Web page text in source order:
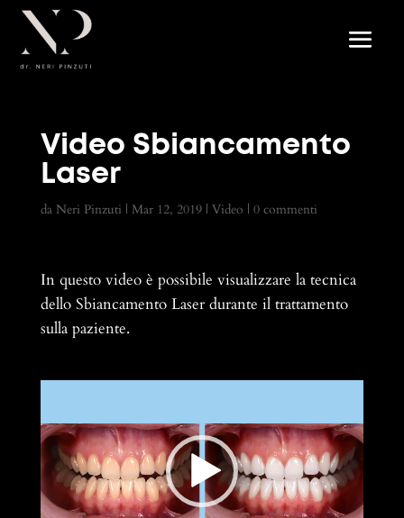
Video Sbiancamento
Laser
da Neri Pinzuti | Mar 12, 2019| Video | 0 commenti
In questo video è possibile visualizzare la tecnica
dello Sbiancamento Laser durante il trattamento
sulla paziente.